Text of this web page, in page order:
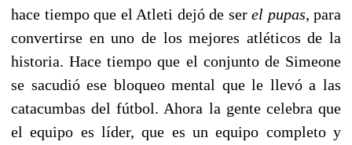
hace tiempo que el Atleti dejó de ser el pupas, para
convertirse en uno de los mejores atléticos de la
historia. Hace tiempo que el conjunto de Simeone
se sacudió ese bloqueo mental que le llevó a las
catacumbas del fútbol. Ahora la gente celebra que
el equipo es líder, que es un equipo completo y